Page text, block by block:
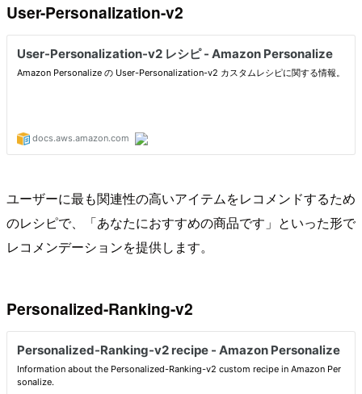
User-Personalization-v2
ユーザーに最も関連性の高いアイテムをレコメンドするため
のレシピで、「あなたにおすすめの商品です」といった形で
レコメンデーションを提供します。
Personalized-Ranking-v2